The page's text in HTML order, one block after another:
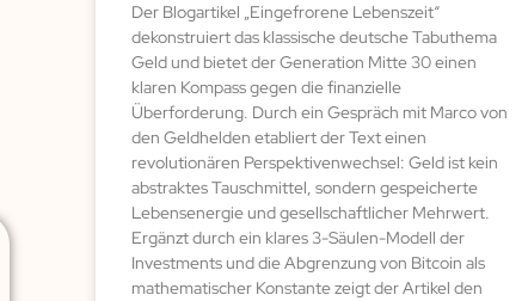
Der Blogartikel „Eingefrorene Lebenszeit“
dekonstruiert das klassische deutsche Tabuthema
Geld und bietet der Generation Mitte 30 einen
klaren Kompass gegen die finanzielle
Überforderung. Durch ein Gespräch mit Marco von
den Geldhelden etabliert der Text einen
revolutionären Perspektivenwechsel: Geld ist kein
abstraktes Tauschmittel, sondern gespeicherte
Lebensenergie und gesellschaftlicher Mehrwert.
Ergänzt durch ein klares 3-Säulen-Modell der
Investments und die Abgrenzung von Bitcoin als
mathematischer Konstante zeigt der Artikel den